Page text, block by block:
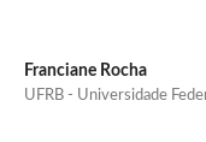
Franciane Rocha
UFRB - Universidade